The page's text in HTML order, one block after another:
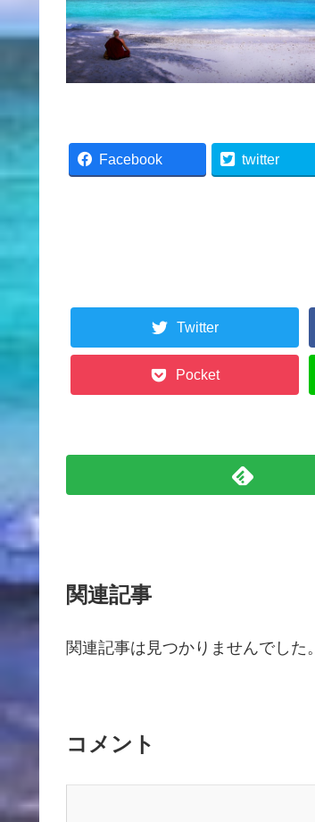
Facebook twitter
Twitter
Pocket
関連記事
関連記事は見つかりませんでした。
コメント